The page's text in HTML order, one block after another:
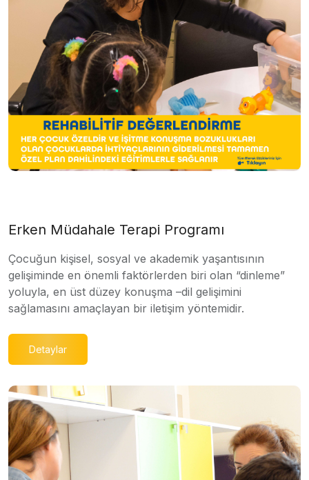
Erken Müdahale Terapi Programı
Çocuğun kişisel, sosyal ve akademik yaşantısının
gelişiminde en önemli faktörlerden biri olan “dinleme”
yoluyla, en üst düzey konuşma –dil gelişimini
sağlamasını amaçlayan bir iletişim yöntemidir.
Detaylar